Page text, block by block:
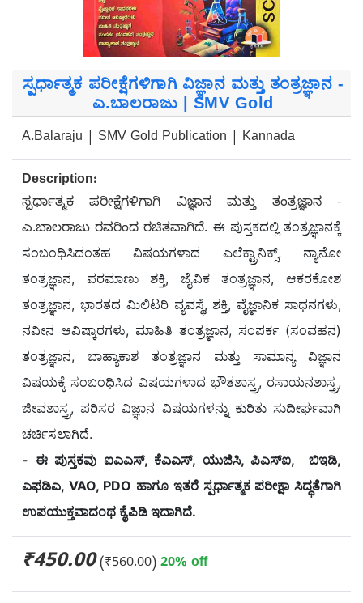
ಸ್ಪರ್ಧಾತ್ಮಕ ಪರೀಕ್ಷೆಗಳಿಗಾಗಿ ವಿಜ್ಞಾನ ಮತ್ತು ತಂತ್ರಜ್ಞಾನ -
ಎ.ಬಾಲರಾಜು | SMV Gold
A.Balaraju | SMV Gold Publication | Kannada
Description:
ಸ್ಪರ್ಧಾತ್ಮಕ ಪರೀಕ್ಷೆಗಳಿಗಾಗಿ ವಿಜ್ಞಾನ ಮತ್ತು ತಂತ್ರಜ್ಞಾನ -
ಎ.ಬಾಲರಾಜು ರವರಿಂದ ರಚಿತವಾಗಿದೆ. ಈ ಪುಸ್ತಕದಲ್ಲಿ ತಂತ್ರಜ್ಞಾನಕ್ಕೆ
ಸಂಬಂಧಿಸಿದಂತಹ ವಿಷಯಗಳಾದ ಎಲೆಕ್ಟ್ರಾನಿಕ್ಸ್, ನ್ಯಾನೋ
ತಂತ್ರಜ್ಞಾನ, ಪರಮಾಣು ಶಕ್ತಿ, ಜೈವಿಕ ತಂತ್ರಜ್ಞಾನ, ಆಕರಕೋಶ
ತಂತ್ರಜ್ಞಾನ, ಭಾರತದ ಮಿಲಿಟರಿ ವ್ಯವಸ್ಥೆ, ಶಕ್ತಿ, ವೈಜ್ಞಾನಿಕ ಸಾಧನಗಳು,
ನವೀನ ಆವಿಷ್ಕಾರಗಳು, ಮಾಹಿತಿ ತಂತ್ರಜ್ಞಾನ, ಸಂಪರ್ಕ (ಸಂವಹನ)
ತಂತ್ರಜ್ಞಾನ, ಬಾಹ್ಯಾಕಾಶ ತಂತ್ರಜ್ಞಾನ ಮತ್ತು ಸಾಮಾನ್ಯ ವಿಜ್ಞಾನ
ವಿಷಯಕ್ಕೆ ಸಂಬಂಧಿಸಿದ ವಿಷಯಗಳಾದ ಭೌತಶಾಸ್ತ್ರ, ರಸಾಯನಶಾಸ್ತ್ರ,
ಜೀವಶಾಸ್ತ್ರ, ಪರಿಸರ ವಿಜ್ಞಾನ ವಿಷಯಗಳನ್ನು ಕುರಿತು ಸುದೀರ್ಘವಾಗಿ
ಚರ್ಚಿಸಲಾಗಿದೆ.
- ಈ ಪುಸ್ತಕವು ಐಎಎಸ್, ಕೆಎಎಸ್, ಯುಜಿಸಿ, ಪಿಎಸ್ಐ, ಬಿಇಡಿ,
ಎಫಡಿಎ, VAO, PDO ಹಾಗೂ ಇತರೆ ಸ್ಪರ್ಧಾತ್ಮಕ ಪರೀಕ್ಷಾ ಸಿದ್ಧತೆಗಾಗಿ
ಉಪಯುಕ್ತವಾದಂಥ ಕೈಪಿಡಿ ಇದಾಗಿದೆ.
₹450.00 (₹560.00) 20% off